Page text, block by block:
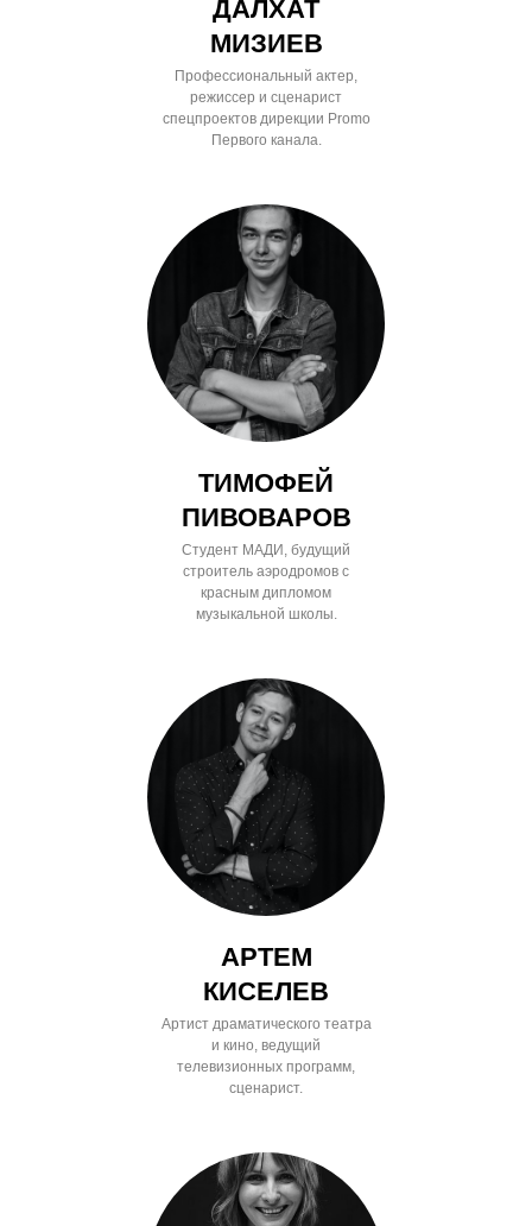
ДАЛХАТ
МИЗИЕВ
Профессиональный актер,
режиссер и сценарист
спецпроектов дирекции Promo
Первого канала.
ТИМОФЕЙ
ПИВОВАРОВ
Студент МАДИ, будущий
строитель аэродромов с
красным дипломом
музыкальной школы.
АРТЕМ
КИСЕЛЕВ
Артист драматического театра
и кино, ведущий
телевизионных программ,
сценарист.